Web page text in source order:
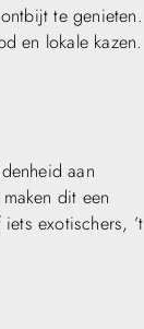
te genieten.
en lokale kazen.
aan
dit een
exotischers, ’t